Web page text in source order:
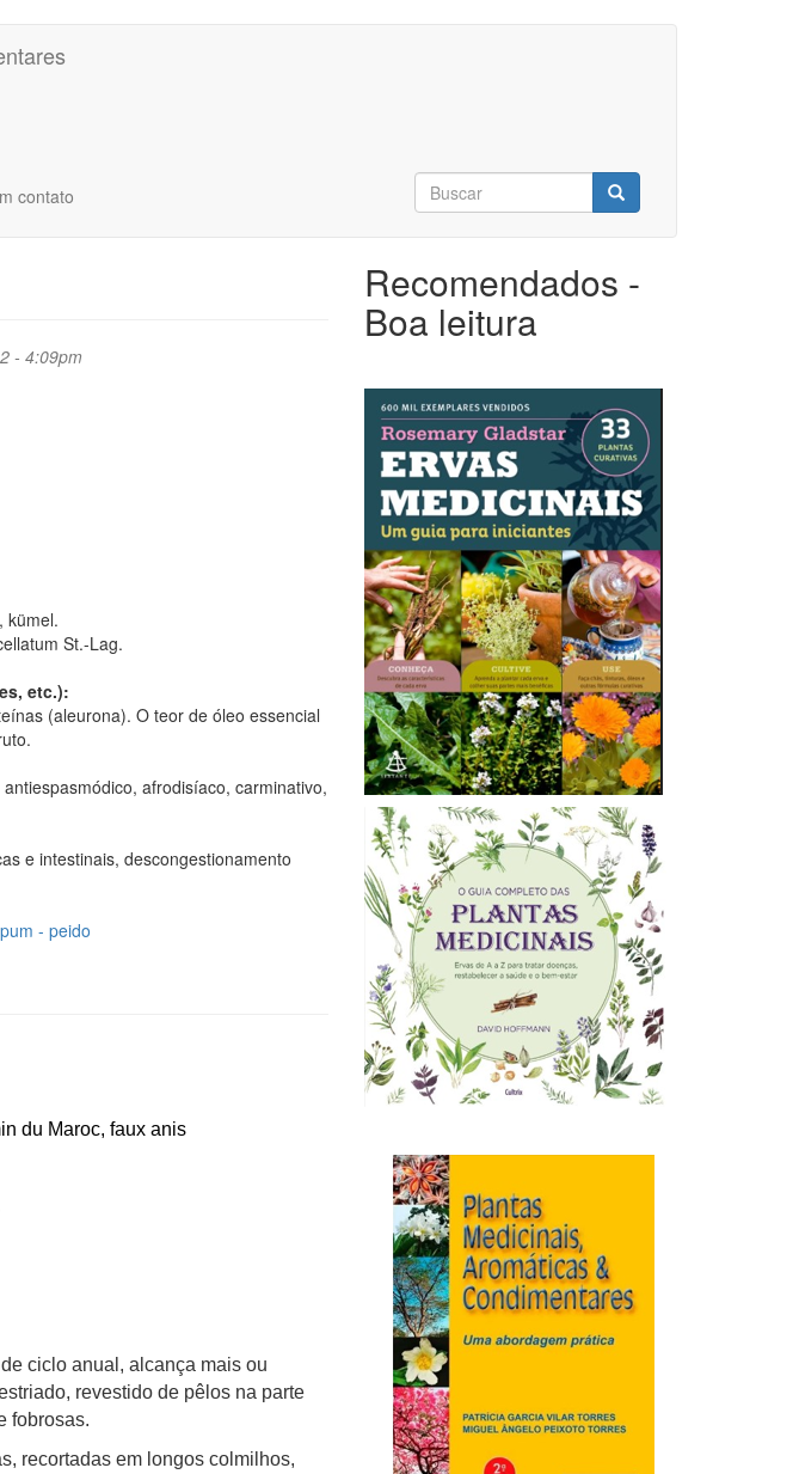
contato Formulário
de
busca
- 4:09pm
kümel.
St.-Lag.
etc.):
(aleurona). O teor de óleo essencial
afrodisíaco, carminativo,
e intestinais, descongestionamento
- peido
du Maroc, faux anis
ciclo anual, alcança mais ou
revestido de pêlos na parte
fobrosas.
recortadas em longos colmilhos,
Recomendados -
Boa leitura